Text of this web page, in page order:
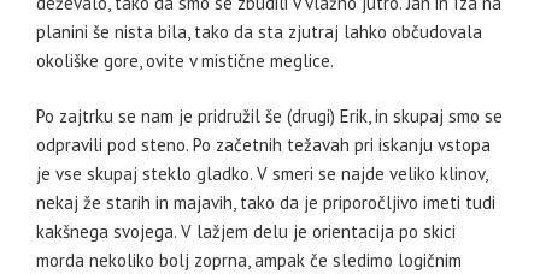
planini še nista bila, tako da sta zjutraj lahko občudovala
okoliške gore, ovite v mistične meglice.
Po zajtrku se nam je pridružil še (drugi) Erik, in skupaj smo se
odpravili pod steno. Po začetnih težavah pri iskanju vstopa
je vse skupaj steklo gladko. V smeri se najde veliko klinov,
nekaj že starih in majavih, tako da je priporočljivo imeti tudi
kakšnega svojega. V lažjem delu je orientacija po skici
morda nekoliko bolj zoprna, ampak če sledimo logičnim